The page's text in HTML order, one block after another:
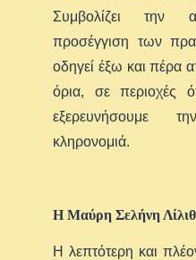
Συμβολίζει την
προσέγγιση των
οδηγεί έξω και πέρα
όρια, σε περιοχές
εξερευνήσουμε
κληρονομιά.
Η Μαύρη Σελήνη Λίλιθ
Η λεπτότερη και